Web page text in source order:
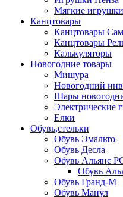
Мягкие игрушки
Канцтовары
Канцтовары
Канцтовары
Калькуляторы
Новогодние товары
Мишура
Новогодний
Шары
Электрические
Елки
Обувь,стельки
Обувь Эмальто
Обувь Десла
Обувь Альянс
Обувь
Обувь Гранд-М
Обувь Манул